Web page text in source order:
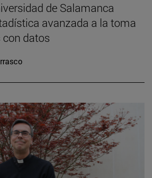
de Salamanca
avanzada a la toma
con datos